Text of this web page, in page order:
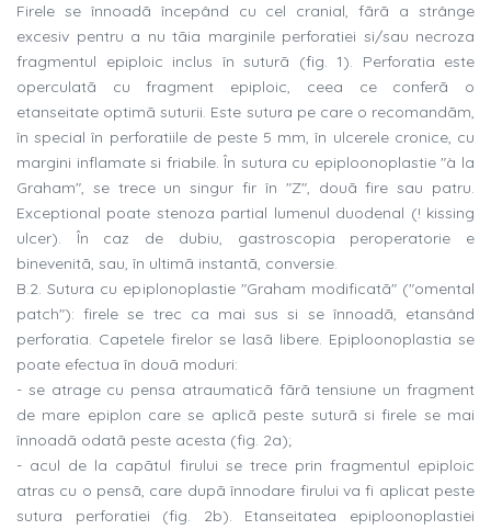
Firele se înnoadã începând cu cel cranial, fãrã a strânge
excesiv pentru a nu tãia marginile perforatiei si/sau necroza
fragmentul epiploic inclus în suturã (fig. 1). Perforatia este
operculatã cu fragment epiploic, ceea ce conferã o
etanseitate optimã suturii. Este sutura pe care o recomandãm,
în special în perforatiile de peste 5 mm, în ulcerele cronice, cu
margini inflamate si friabile. În sutura cu epiploonoplastie "à la
Graham", se trece un singur fir în "Z", douã fire sau patru.
Exceptional poate stenoza partial lumenul duodenal (! kissing
ulcer). În caz de dubiu, gastroscopia peroperatorie e
binevenitã, sau, în ultimã instantã, conversie.
B.2. Sutura cu epiplonoplastie "Graham modificatã" ("omental
patch"): firele se trec ca mai sus si se înnoadã, etansând
perforatia. Capetele firelor se lasã libere. Epiploonoplastia se
poate efectua în douã moduri:
- se atrage cu pensa atraumaticã fãrã tensiune un fragment
de mare epiplon care se aplicã peste suturã si firele se mai
înnoadã odatã peste acesta (fig. 2a);
- acul de la capãtul firului se trece prin fragmentul epiploic
atras cu o pensã, care dupã înnodare firului va fi aplicat peste
sutura perforatiei (fig. 2b). Etanseitatea epiploonoplastiei